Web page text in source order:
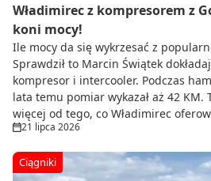
Władimirec z kompresorem z
koni mocy!
Ile mocy da się wykrzesać z
Sprawdził to Marcin Świątek
kompresor i intercooler. Podczas
lata temu pomiar wykazał aż 42 KM.
więcej od tego, co Władimirec
21 lipca 2026
Ciągniki